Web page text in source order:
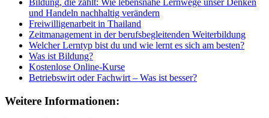
Bildung, die zählt: Wie lebensnahe Lernwege unser Denken
und Handeln nachhaltig verändern
Freiwilligenarbeit in Thailand
Zeitmanagement in der berufsbegleitenden Weiterbildung
Welcher Lerntyp bist du und wie lernt es sich am besten?
Was ist Bildung?
Kostenlose Online-Kurse
Betriebswirt oder Fachwirt – Was ist besser?
Weitere Informationen: